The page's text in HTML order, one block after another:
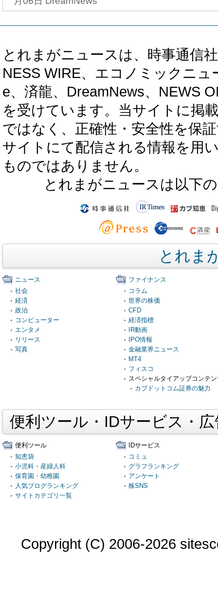
とれまがニュースは、時事通信
NESS WIRE、エコノミックニ
e、済龍、DreamNews、NEWS
を受けています。当サイトに掲
ではなく、正確性・安全性を保
サイトにて配信される情報を用
ものではありません。
とれまがニュースは以下
とれま
ニュース
社会
経済
政治
コンピューター
エンタメ
リリース
写真
ファイナンス
コラム
世界の株価
CFD
経済指標
IR動画
IPO情報
金融業界ニュース
MT4
フィスコ
スペシャルタイアップコンテ
カブドットコム証券の魅力
便利ツール・IDサービス・
便利ツール
知恵袋
小児科・産婦人科
保育園・幼稚園
人気ブログランキング
サイトカテゴリ一覧
IDサービス
コミュ
グラフランキング
アンケート
株SNS
Copyright (C) 2006-2026